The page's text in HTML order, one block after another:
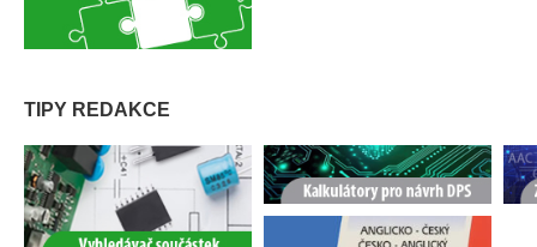
TIPY REDAKCE